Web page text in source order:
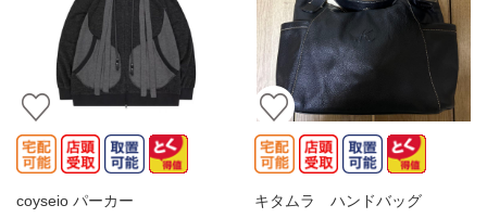
coyseio パーカー キタムラ ハンドバッグ